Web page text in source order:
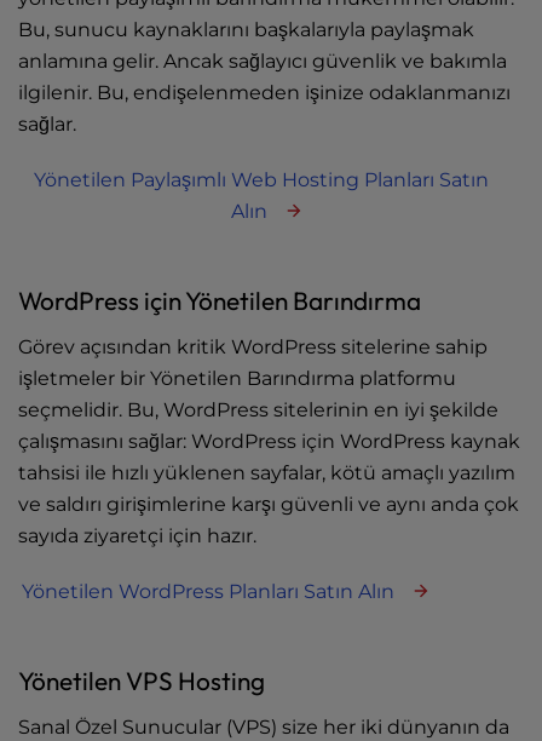
Bu, sunucu kaynaklarını başkalarıyla paylaşmak
anlamına gelir. Ancak sağlayıcı güvenlik ve bakımla
ilgilenir. Bu, endişelenmeden işinize odaklanmanızı
sağlar.
Yönetilen Paylaşımlı Web Hosting Planları Satın
Alın
WordPress için Yönetilen Barındırma
Görev açısından kritik WordPress sitelerine sahip
işletmeler bir Yönetilen Barındırma platformu
seçmelidir. Bu, WordPress sitelerinin en iyi şekilde
çalışmasını sağlar: WordPress için WordPress kaynak
tahsisi ile hızlı yüklenen sayfalar, kötü amaçlı yazılım
ve saldırı girişimlerine karşı güvenli ve aynı anda çok
sayıda ziyaretçi için hazır.
Yönetilen WordPress Planları Satın Alın
Yönetilen VPS Hosting
Sanal Özel Sunucular (VPS) size her iki dünyanın da